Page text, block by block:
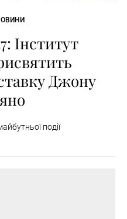
Інститут
Джону
події